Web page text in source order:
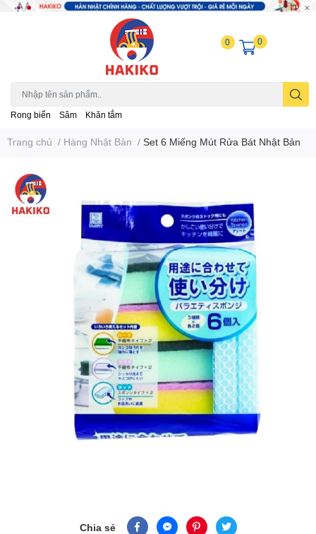
Rong biển Sâm Khăn tắm
0 0
Trang chủ / Hàng Nhật Bản / Set 6 Miếng Mút Rửa Bát Nhật Bản
Chia sẻ